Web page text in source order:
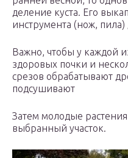
деление куста. Его
инструмента (нож, пила)
Важно, чтобы у каждой
здоровых почки и
срезов обрабатывают
подсушивают
Затем молодые
выбранный участок.